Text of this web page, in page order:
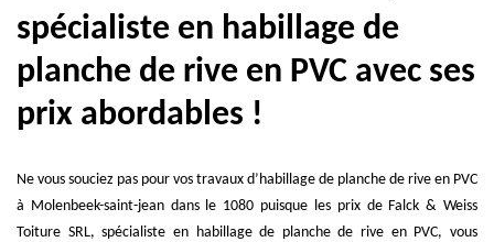
spécialiste en habillage de
planche de rive en PVC avec ses
prix abordables !
Ne vous souciez pas pour vos travaux d’habillage de planche de rive en PVC
à Molenbeek-saint-jean dans le 1080 puisque les prix de Falck & Weiss
Toiture SRL, spécialiste en habillage de planche de rive en PVC, vous